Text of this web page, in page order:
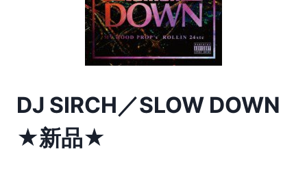
DJ SIRCH／SLOW DOWN
★新品★